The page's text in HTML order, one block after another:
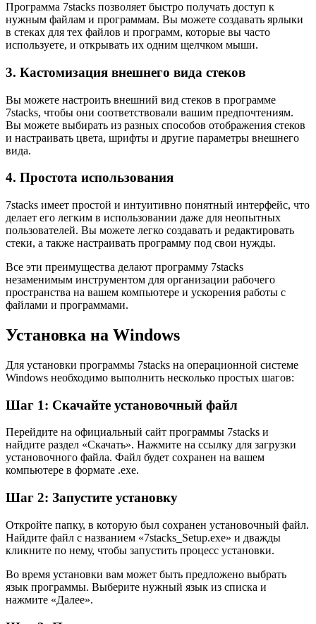
Программа 7stacks позволяет быстро получать доступ к
нужным файлам и программам. Вы можете создавать ярлыки
в стеках для тех файлов и программ, которые вы часто
используете, и открывать их одним щелчком мыши.
3. Кастомизация внешнего вида стеков
Вы можете настроить внешний вид стеков в программе
7stacks, чтобы они соответствовали вашим предпочтениям.
Вы можете выбирать из разных способов отображения стеков
и настраивать цвета, шрифты и другие параметры внешнего
вида.
4. Простота использования
7stacks имеет простой и интуитивно понятный интерфейс, что
делает его легким в использовании даже для неопытных
пользователей. Вы можете легко создавать и редактировать
стеки, а также настраивать программу под свои нужды.
Все эти преимущества делают программу 7stacks
незаменимым инструментом для организации рабочего
пространства на вашем компьютере и ускорения работы с
файлами и программами.
Установка на Windows
Для установки программы 7stacks на операционной системе
Windows необходимо выполнить несколько простых шагов:
Шаг 1: Скачайте установочный файл
Перейдите на официальный сайт программы 7stacks и
найдите раздел «Скачать». Нажмите на ссылку для загрузки
установочного файла. Файл будет сохранен на вашем
компьютере в формате .exe.
Шаг 2: Запустите установку
Откройте папку, в которую был сохранен установочный файл.
Найдите файл с названием «7stacks_Setup.exe» и дважды
кликните по нему, чтобы запустить процесс установки.
Во время установки вам может быть предложено выбрать
язык программы. Выберите нужный язык из списка и
нажмите «Далее».